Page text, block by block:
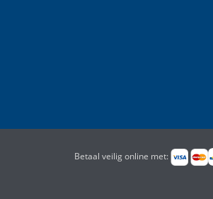
Betaal veilig online met: